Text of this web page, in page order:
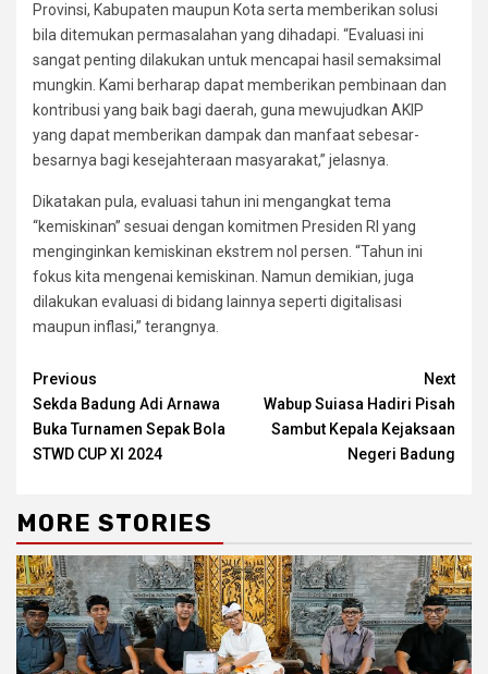
Provinsi, Kabupaten maupun Kota serta memberikan solusi
bila ditemukan permasalahan yang dihadapi. “Evaluasi ini
sangat penting dilakukan untuk mencapai hasil semaksimal
mungkin. Kami berharap dapat memberikan pembinaan dan
kontribusi yang baik bagi daerah, guna mewujudkan AKIP
yang dapat memberikan dampak dan manfaat sebesar-
besarnya bagi kesejahteraan masyarakat,” jelasnya.
Dikatakan pula, evaluasi tahun ini mengangkat tema
“kemiskinan” sesuai dengan komitmen Presiden RI yang
menginginkan kemiskinan ekstrem nol persen. “Tahun ini
fokus kita mengenai kemiskinan. Namun demikian, juga
dilakukan evaluasi di bidang lainnya seperti digitalisasi
maupun inflasi,” terangnya.
Continue
Reading
Previous
Sekda Badung Adi Arnawa
Buka Turnamen Sepak Bola
STWD CUP XI 2024
Next
Wabup Suiasa Hadiri Pisah
Sambut Kepala Kejaksaan
Negeri Badung
MORE STORIES